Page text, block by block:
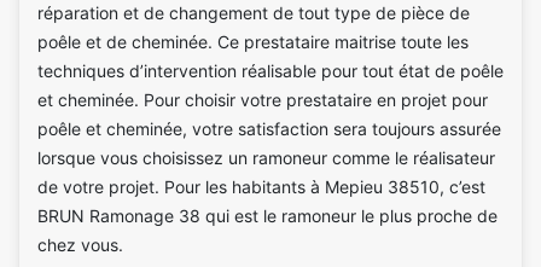
réparation et de changement de tout type de pièce de
poêle et de cheminée. Ce prestataire maitrise toute les
techniques d’intervention réalisable pour tout état de poêle
et cheminée. Pour choisir votre prestataire en projet pour
poêle et cheminée, votre satisfaction sera toujours assurée
lorsque vous choisissez un ramoneur comme le réalisateur
de votre projet. Pour les habitants à Mepieu 38510, c’est
BRUN Ramonage 38 qui est le ramoneur le plus proche de
chez vous.